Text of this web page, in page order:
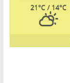
21°C / 14°C